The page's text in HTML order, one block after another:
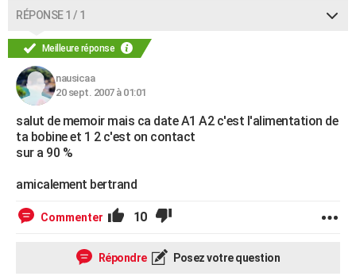
DICTIONNAIRE
Dictionnaire
Biographies
Citations
Expressions
Proverbes
PROGRAMME TV
COPAINS D'AVANT
S'inscrire
Se connecter
Lycées
Collèges
Primaires
Universités
Entreprises
Service militaire
Avis de recherche
Bricolage
Lifestyle
Culture
Sport
Auto
Television
Voyage
Cinema
RÉPONSE 1 / 1
Meilleure réponse
nausicaa
20 sept. 2007 à 01:01
salut de memoir mais ca date A1 A2 c'est l'alimentation de
ta bobine et 1 2 c'est on contact
sur a 90 %
amicalement bertrand
Commenter 10
Répondre Posez votre question